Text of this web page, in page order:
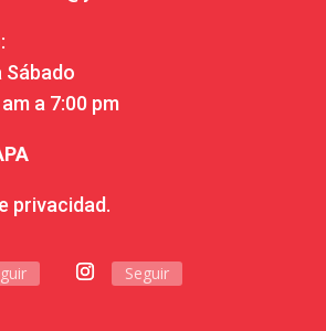
Sábado
a 7:00 pm
privacidad.
Seguir